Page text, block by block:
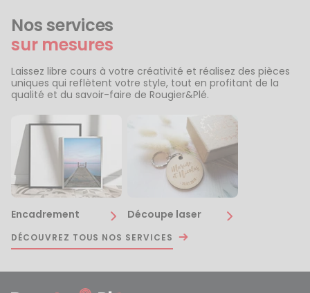
Nos services
sur mesures
Laissez libre cours à votre créativité et réalisez des pièces
uniques qui reflètent votre style, tout en profitant de la
qualité et du savoir-faire de Rougier&Plé.
Encadrement Découpe laser
DÉCOUVREZ TOUS NOS SERVICES